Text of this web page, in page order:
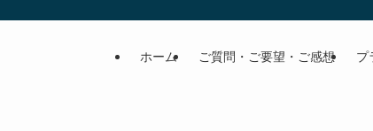
ホーム ご質問・ご要望・ご感想 プ